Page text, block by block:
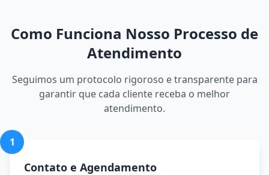
Como Funciona Nosso Processo de
Atendimento
Seguimos um protocolo rigoroso e transparente para
garantir que cada cliente receba o melhor
atendimento.
1
Contato e Agendamento